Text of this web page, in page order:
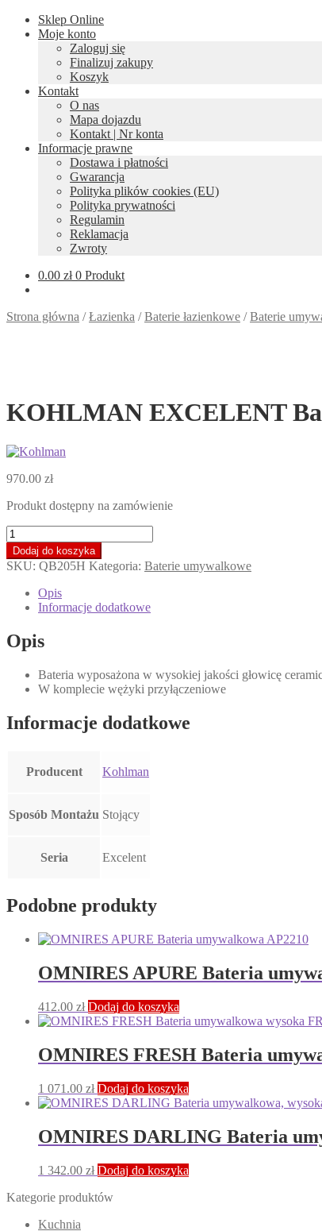
Sklep Online
Moje konto
Zaloguj się
Finalizuj zakupy
Koszyk
Kontakt
O nas
Mapa dojazdu
Kontakt | Nr konta
Informacje prawne
Dostawa i płatności
Gwarancja
Polityka plików cookies (EU)
Polityka prywatności
Regulamin
Reklamacja
Zwroty
0.00 zł 0 Produkt
Strona główna /Łazienka /Baterie łazienkowe /Baterie
KOHLMAN EXCELENT
970.00 zł
Produkt dostępny na zamówienie
ilość
KOHLMAN
EXCELENT
Bateria
umywalkowa
otworowa,
chrom
QB205H
Dodaj do koszyka
SKU: QB205H Kategoria: Baterie umywalkowe
Opis
Informacje dodatkowe
Opis
Bateria wyposażona w wysokiej jakości głowicę
W komplecie wężyki przyłączeniowe
Informacje dodatkowe
Producent Kohlman
Sposób Montażu Stojący
Seria Excelent
Podobne produkty
OMNIRES APURE Bateria
412.00 zł Dodaj do koszyka
OMNIRES FRESH Bateria
1 071.00 zł Dodaj do koszyka
OMNIRES DARLING Bateria
1 342.00 zł Dodaj do koszyka
Kategorie produktów
Kuchnia